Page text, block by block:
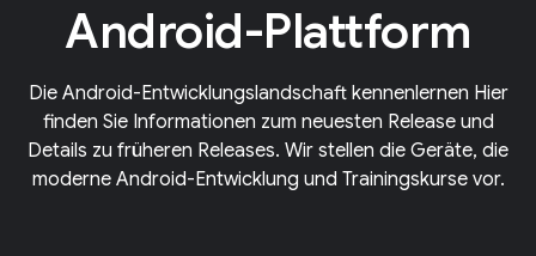
Android-Plattform
Die Android-Entwicklungslandschaft kennenlernen Hier
finden Sie Informationen zum neuesten Release und
Details zu früheren Releases. Wir stellen die Geräte, die
moderne Android-Entwicklung und Trainingskurse vor.